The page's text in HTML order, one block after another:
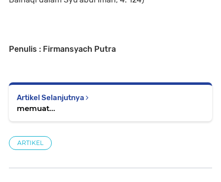
Penulis : Firmansyach Putra
Artikel Selanjutnya
memuat...
ARTIKEL